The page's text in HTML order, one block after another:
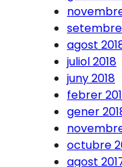
setembre
agost
juliol 2018
juny 2018
febrer
gener
octubre
agost